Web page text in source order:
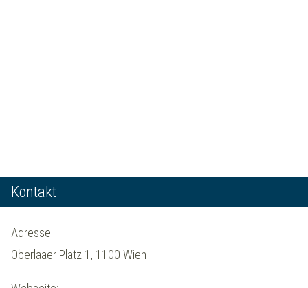
Kontakt
Adresse:
Oberlaaer Platz 1, 1100 Wien